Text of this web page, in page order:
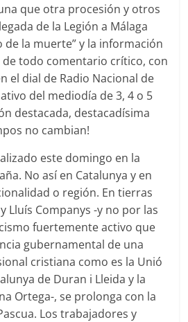
que otra procesión y otros
de la Legión a Málaga
de la muerte” y la información
todo comentario crítico, con
el dial de Radio Nacional de
del mediodía de 3, 4 o 5
destacada, destacadísima
no cambian!
este domingo en la
No así en Catalunya y en
o región. En tierras
Lluís Companys -y no por las
fuertemente activo que
gubernamental de una
cristiana como es la Unió
de Duran i Lleida y la
Ortega-, se prolonga con la
Los trabajadores y